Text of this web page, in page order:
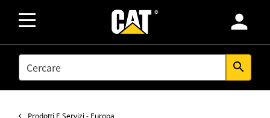
person
SEARCH search
Prodotti E Servizi - Europa